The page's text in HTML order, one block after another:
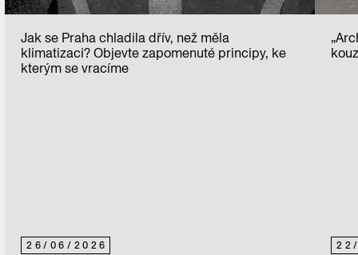
26/ 06/ 2026
Jak se Praha chladila dřív, než měla
klimatizaci? Objevte zapomenuté principy, ke
kterým se vracíme
22